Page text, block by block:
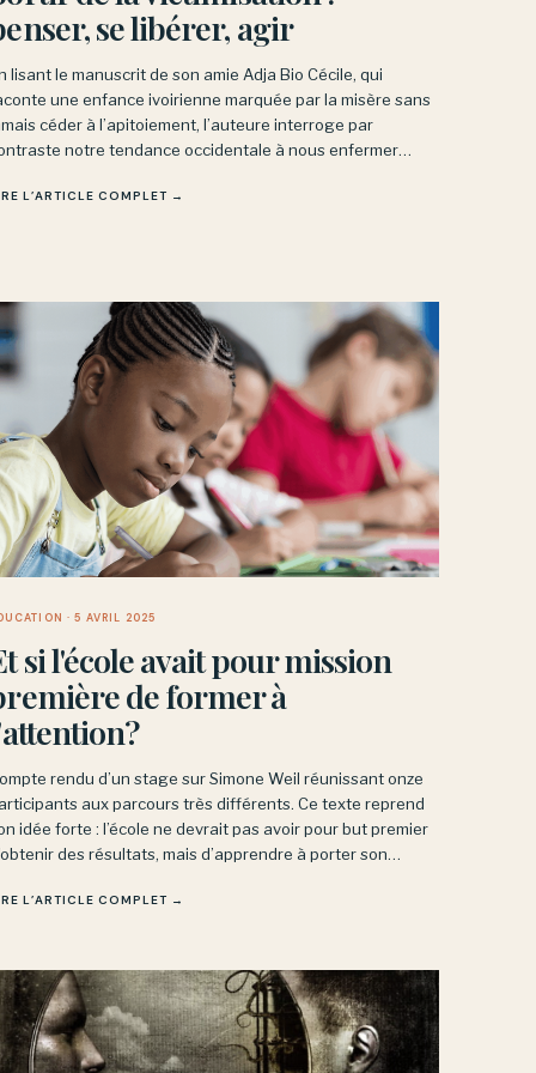
se libérer, agir
lisant le manuscrit de son amie Adja Bio Cécile, qui
une enfance ivoirienne marquée par la misère sans
céder à l’apitoiement, l’auteure interroge par
notre tendance occidentale à nous enfermer
L’ARTICLE COMPLET →
· 5 AVRIL 2025
si l'école avait pour mission
de former à
rendu d’un stage sur Simone Weil réunissant onze
aux parcours très différents. Ce texte reprend
idée forte : l’école ne devrait pas avoir pour but premier
des résultats, mais d’apprendre à porter son
L’ARTICLE COMPLET →